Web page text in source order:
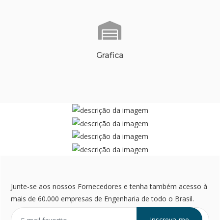
Grafica
Junte-se aos nossos Fornecedores e tenha também acesso à
mais de 60.000 empresas de Engenharia de todo o Brasil.